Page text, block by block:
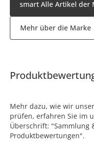
smart Alle Artikel der
Mehr über die Marke
Mehr dazu, wie wir
prüfen, erfahren Sie im
Überschrift: "Sammlung
Produktbewertungen".